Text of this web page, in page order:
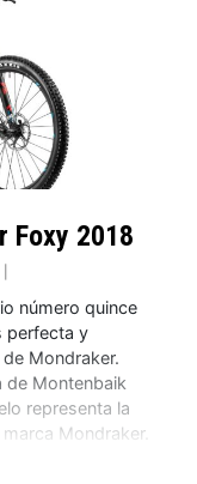
Foxy 2018
número quince
perfecta y
Mondraker.
de Montenbaik
representa la
Mondraker.